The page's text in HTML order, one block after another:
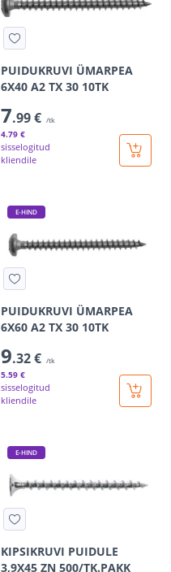
PUIDUKRUVI ÜMARPEA
6X40 A2 TX 30 10TK
7.99 € /tk
4.79 €
sisselogitud
kliendile
E-HIND
PUIDUKRUVI ÜMARPEA
6X60 A2 TX 30 10TK
9.32 € /tk
5.59 €
sisselogitud
kliendile
E-HIND
KIPSIKRUVI PUIDULE
3,9X45 ZN 500/TK.PAKK